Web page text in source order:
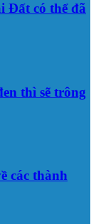
Đất có thể đã
thì sẽ trông
các thành